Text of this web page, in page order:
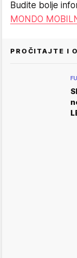
Budite bolje
MONDO
PROČITAJTE I